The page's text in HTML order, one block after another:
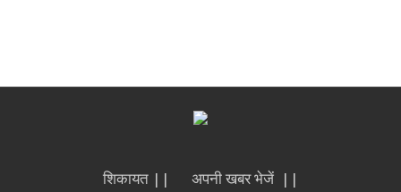
शिकायत || अपनी खबर भेजें ||